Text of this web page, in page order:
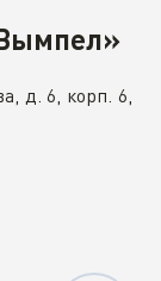
д. 6, корп. 6,